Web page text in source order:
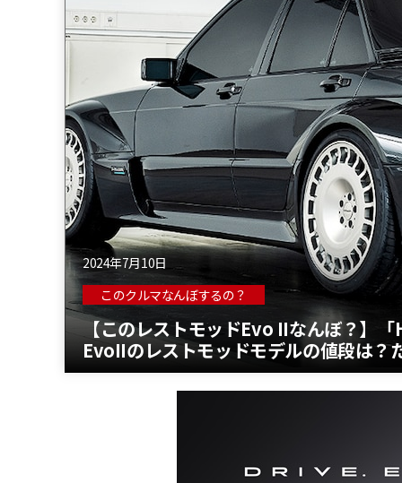
2024年7月10日
このクルマなんぼするの？
【このレストモッドEvo IIなんぼ？】
EvoIIのレストモッドモデルの値段は？